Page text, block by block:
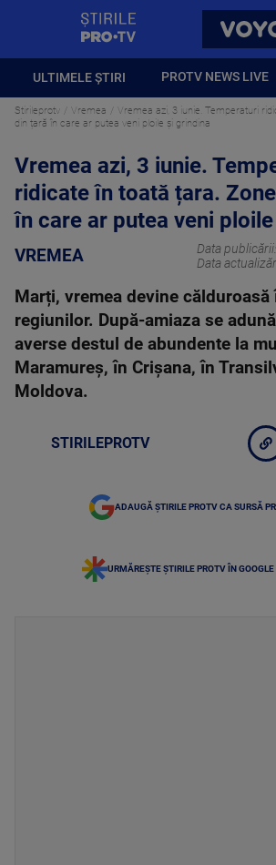
ULTIMELE ȘTIRI PROTV NEWS LIVE
Stirileprotv Vremea
Vremea azi, 3 iunie. Temperaturi
din țară în care ar putea veni ploile și grindina
Vremea azi, 3 iunie.
ridicate în toată țara.
în care ar putea veni
VREMEA Data publicării:
Data
Marți, vremea devine
regiunilor. După-amiaza se
averse destul de abundente la
Maramureș, în Crișana, în
Moldova.
STIRILEPROTV
ADAUGĂ ȘTIRILE PROTV CA SURSĂ
URMĂREȘTE ȘTIRILE PROTV ÎN